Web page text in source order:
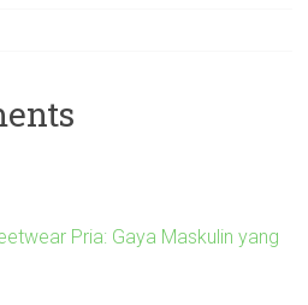
Pria: Gaya Maskulin yang